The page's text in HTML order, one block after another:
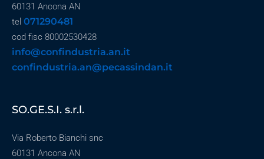
60131 Ancona AN
tel 071290481
cod fisc 80002530428
info@confindustria.an.it
confindustria.an@pecassindan.it
SO.GE.S.I. s.r.l.
Via Roberto Bianchi snc
60131 Ancona AN